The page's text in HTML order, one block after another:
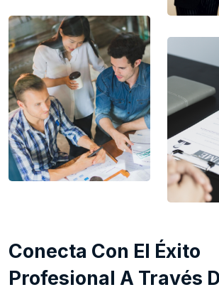
Conecta Con El Éxito
Profesional A Través